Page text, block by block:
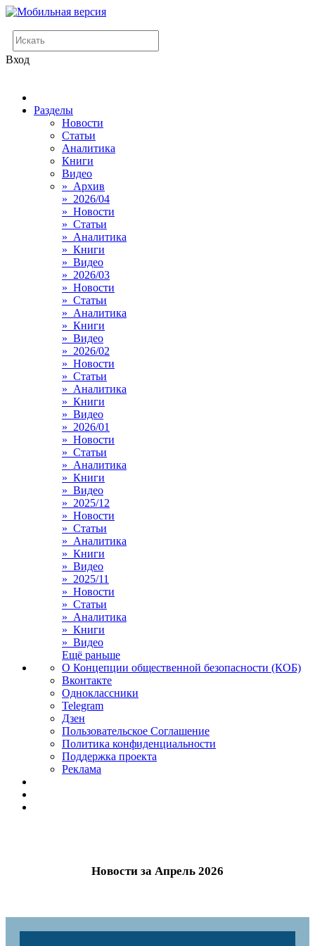
Вход
Разделы
Новости
Статьи
Аналитика
Книги
Видео
» Архив
» 2026/04
» Новости
» Статьи
» Аналитика
» Книги
» Видео
» 2026/03
» Новости
» Статьи
» Аналитика
» Книги
» Видео
» 2026/02
» Новости
» Статьи
» Аналитика
» Книги
» Видео
» 2026/01
» Новости
» Статьи
» Аналитика
» Книги
» Видео
» 2025/12
» Новости
» Статьи
» Аналитика
» Книги
» Видео
» 2025/11
» Новости
» Статьи
» Аналитика
» Книги
» Видео
Ещё раньше
О Концепции общественной безопасности (КОБ)
Вконтакте
Одноклассники
Telegram
Дзен
Пользовательское Соглашение
Политика конфиденциальности
Поддержка проекта
Реклама
Новости за Апрель 2026